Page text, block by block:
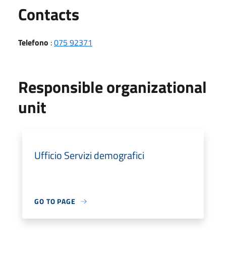
Contacts
Telefono :075 92371
Responsible organizational
unit
Ufficio Servizi demografici
GO TO PAGE